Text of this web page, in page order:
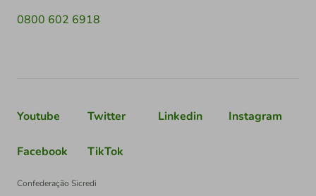
0800 602 6918
Youtube Twitter Linkedin Instagram
Facebook TikTok
Confederação Sicredi